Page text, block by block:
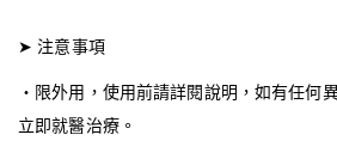
➤ 注意事項
・限外用，使用前請詳閱說明，如有任何
立即就醫治療。